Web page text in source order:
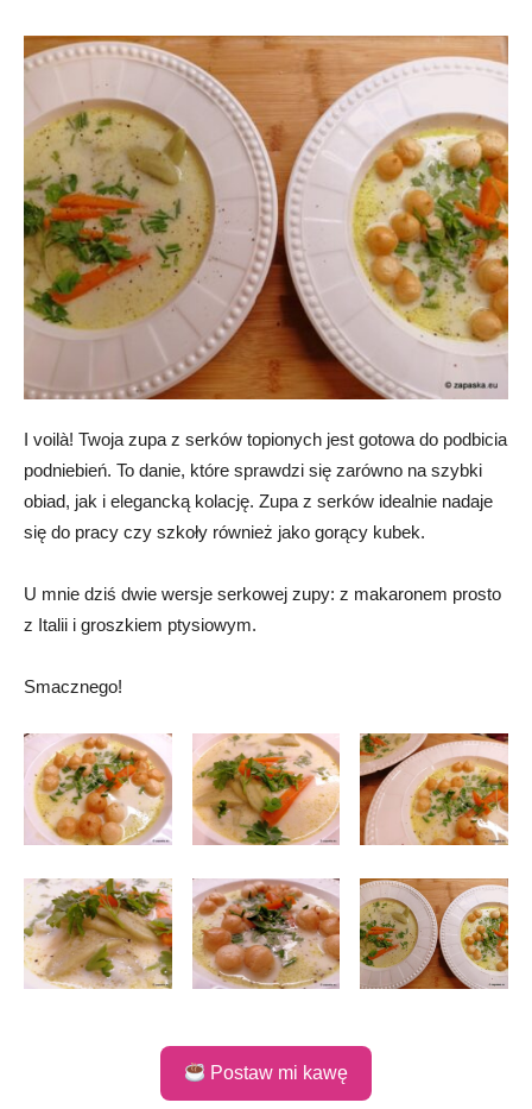
I voilà! Twoja zupa z serków topionych jest gotowa do podbicia
podniebień. To danie, które sprawdzi się zarówno na szybki
obiad, jak i elegancką kolację. Zupa z serków idealnie nadaje
się do pracy czy szkoły również jako gorący kubek.
U mnie dziś dwie wersje serkowej zupy: z makaronem prosto
z Italii i groszkiem ptysiowym.
Smacznego!
Postaw mi kawę